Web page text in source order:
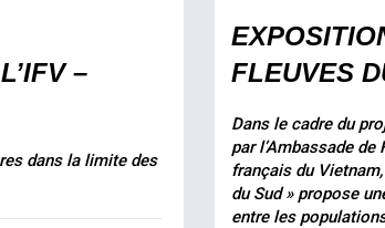
–
dans la limite des
FLEUVES
Dans le cadre du
par l’Ambassade
français du
du Sud » propose
entre les